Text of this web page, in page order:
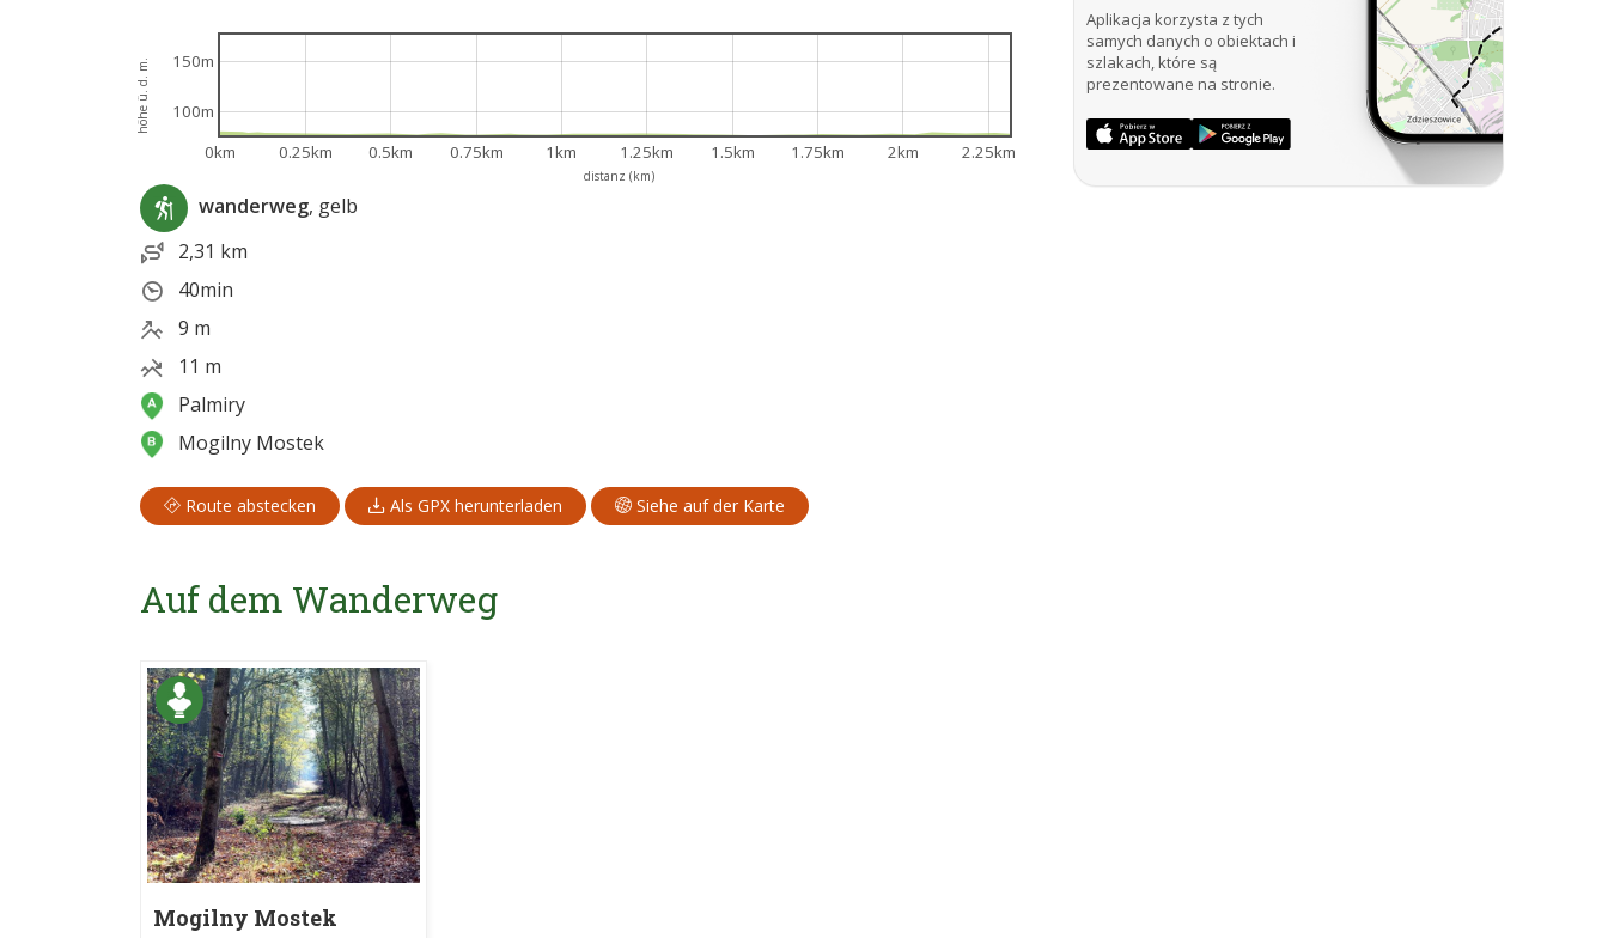
distanz (km)
höhe ü. d. m.
0km 0.25km 0.5km 0.75km 1km 1.25km 1.5km 1.75km 2km 2.25km
100m
150m
wanderweg, gelb
2,31 km
40min
9 m
11 m
Palmiry
Mogilny Mostek
Route abstecken Als GPX herunterladen Siehe auf der Karte
Aplikacja korzysta z tych
samych danych o obiektach i
szlakach, które są
prezentowane na stronie.
Auf dem Wanderweg
Mogilny Mostek